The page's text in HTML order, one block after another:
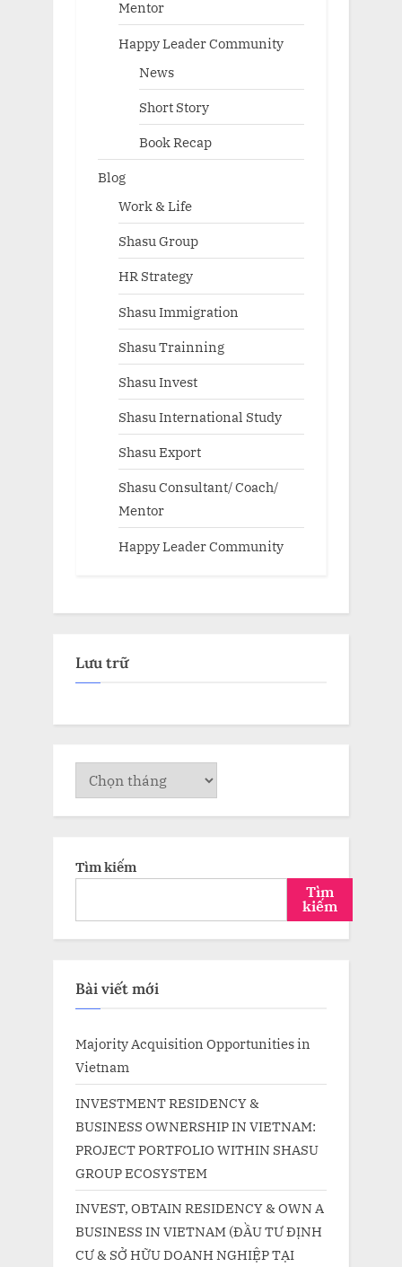
Mentor
Happy Leader Community
News
Short Story
Book Recap
Blog
Work & Life
Shasu Group
HR Strategy
Shasu Immigration
Shasu Trainning
Shasu Invest
Shasu International Study
Shasu Export
Shasu Consultant/ Coach/
Mentor
Happy Leader Community
Lưu trữ
Lưu
trữ
Tìm kiếm
Tìm
kiếm
Bài viết mới
Majority Acquisition Opportunities in
Vietnam
INVESTMENT RESIDENCY &
BUSINESS OWNERSHIP IN VIETNAM:
PROJECT PORTFOLIO WITHIN SHASU
GROUP ECOSYSTEM
INVEST, OBTAIN RESIDENCY & OWN A
BUSINESS IN VIETNAM (ĐẦU TƯ ĐỊNH
CƯ & SỞ HỮU DOANH NGHIỆP TẠI